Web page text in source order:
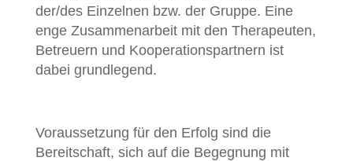
der/des Einzelnen bzw. der Gruppe. Eine
enge Zusammenarbeit mit den Therapeuten,
Betreuern und Kooperationspartnern ist
dabei grundlegend.
Voraussetzung für den Erfolg sind die
Bereitschaft, sich auf die Begegnung mit